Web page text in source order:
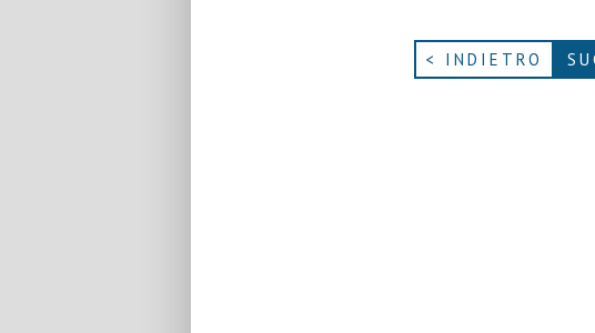
< INDIETRO